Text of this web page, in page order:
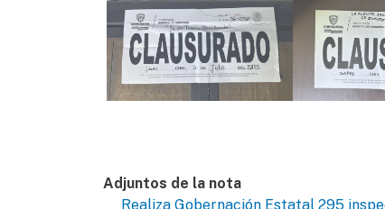
Adjuntos de la nota
Realiza Gobernación Estatal 295